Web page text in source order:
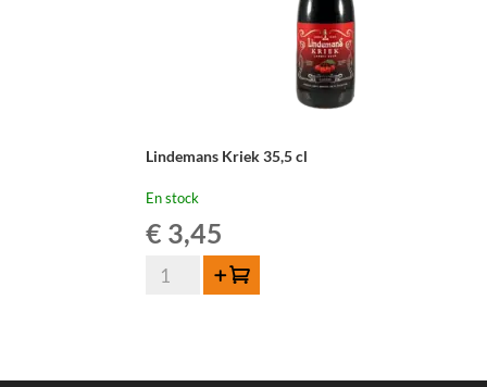
Lindemans Kriek 35,5 cl
En stock
€ 3,45
quantité
Ajouter au panier